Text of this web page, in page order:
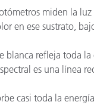
miden la
en ese sustrato,
blanca refleja toda
es una línea
casi toda la